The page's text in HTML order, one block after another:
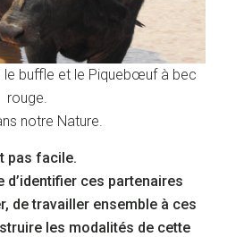
le buffle et le Piquebœuf à bec
rouge.
notre Nature.
pas facile.
d’identifier ces partenaires
de travailler ensemble à ces
les modalités de cette